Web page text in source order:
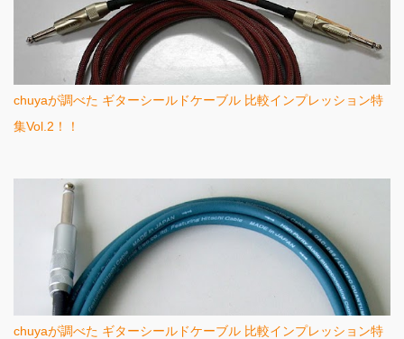
chuyaが調べた ギターシールドケーブル 比較インプレッション特
集Vol.2！！
chuyaが調べた ギターシールドケーブル 比較インプレッション特